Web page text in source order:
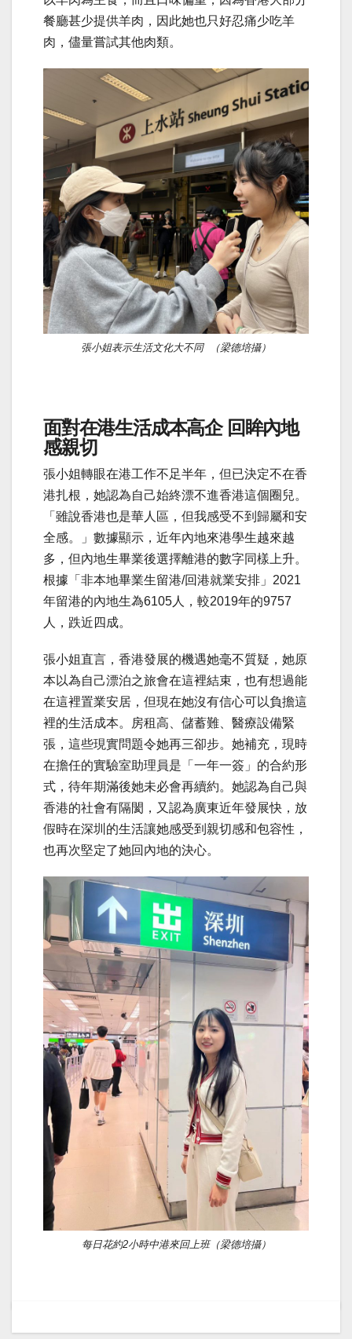
餐廳甚少提供羊肉，因此她也只好忍痛少吃羊
肉，儘量嘗試其他肉類。
張小姐表示生活文化大不同 （梁德培攝）
面對在港生活成本高企 回眸內地
感親切
張小姐轉眼在港工作不足半年，但已決定不在香
港扎根，她認為自己始終漂不進香港這個圈兒。
「雖說香港也是華人區，但我感受不到歸屬和安
全感。
」數據顯示 ，近年內地來港學生越來越
多，但內地生畢業後選擇離港的數字同樣上升。
根據「非本地畢業生留港/回港就業安排」2021
年留港的內地生為6105人，較2019年的9757
人，跌近四成。
張小姐直言，香港發展的機遇她毫不質疑，她原
本以為自己漂泊之旅會在這裡結束，也有想過能
在這裡置業安居，但現在她沒有信心可以負擔這
裡的生活成本。
房租高、儲蓄難、醫療設備緊
張，這些現實問題令她再三卻步。她補充，現時
在擔任的實驗室助理員是「一年一簽」的合約形
式 ， 待年期滿後她未必會再續約。她認為自己與
香港的社會有隔閡 ，又 認為廣東近年發展快， 放
假時在深圳的生活讓她感受到親切感和包容性，
也再次堅定了她回內地的決心。
每日花約2小時中港來回上班（梁德培攝）